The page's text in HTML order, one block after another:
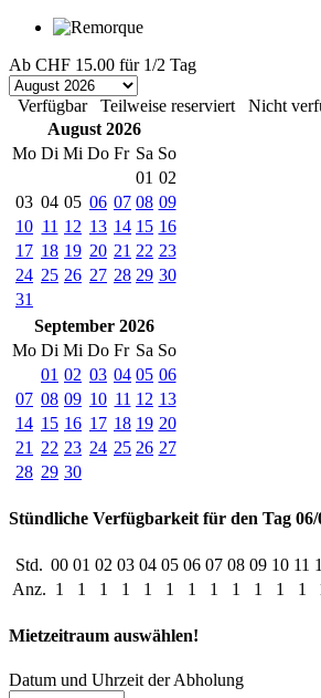
Ab CHF 15.00 für 1/2 Tag
Verfügbar Teilweise reserviert
Nicht
August 2026
Mo Di Mi Do Fr Sa So
01 02
03 04 05 06 07 08 09
10 11 12 13 14 15 16
17 18 19 20 21 22 23
24 25 26 27 28 29 30
31
September 2026
Mo Di Mi Do Fr Sa So
01 02 03 04 05 06
07 08 09 10 11 12 13
14 15 16 17 18 19 20
21
22 23 24 25 26 27
28 29 30
Stündliche Verfügbarkeit für den Tag 06/
Std. 00 01 02 03 04 05 06 07 08 09 10 11
Anz. 1 1 1 1 1 1 1 1 1 1 1 1
Mietzeitraum auswählen!
Datum und Uhrzeit der Abholung